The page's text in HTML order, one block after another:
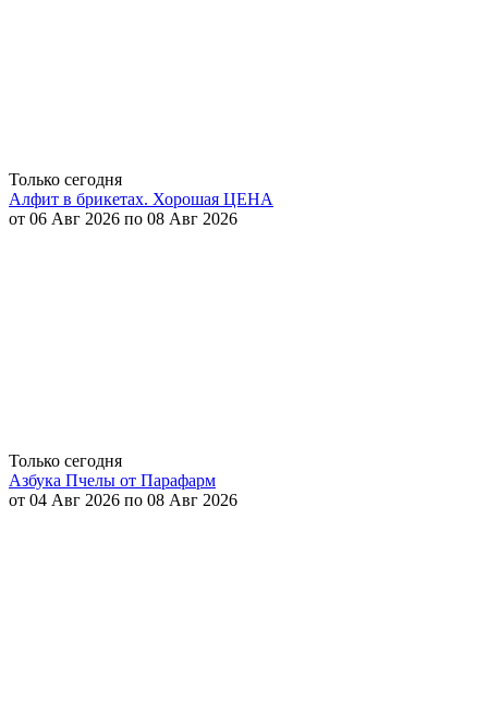
Только сегодня
Алфит в брикетах. Хорошая ЦЕНА
от 06 Авг 2026 по 08 Авг 2026
Только сегодня
Азбука Пчелы от Парафарм
от 04 Авг 2026 по 08 Авг 2026